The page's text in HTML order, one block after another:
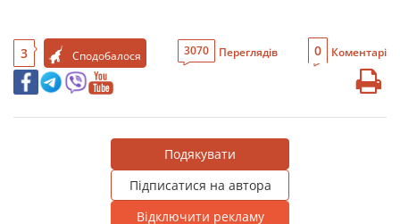
3 Сподобалося 3070 Переглядів 0 Коментарі
Подякувати
Підписатися на автора
Відключити рекламу